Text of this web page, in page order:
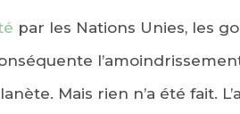
par les Nations Unies, les
Mais rien n’a été fait.